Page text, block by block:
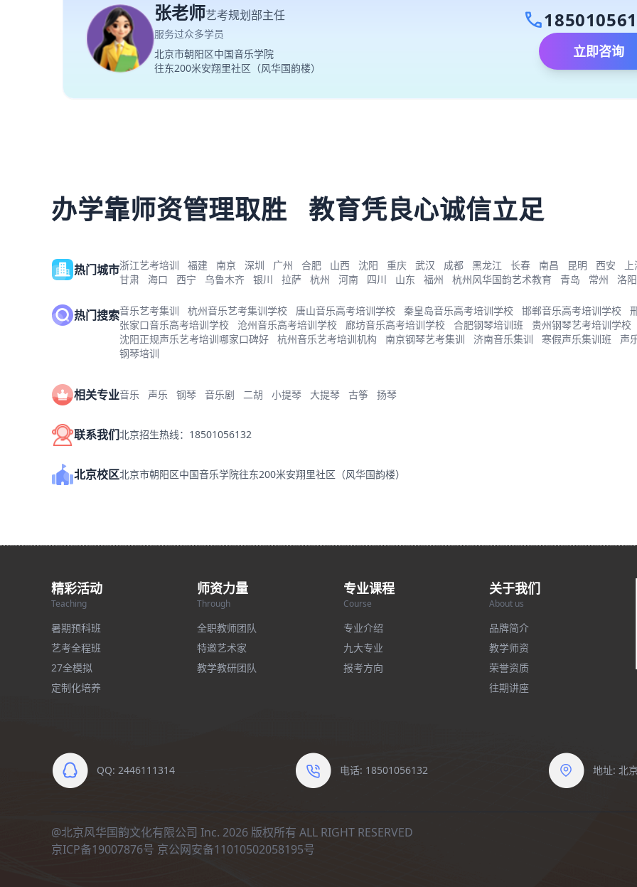
张老师艺考规划部主任
服务过众多学员
北京市朝阳区中国音乐学院
往东200米安翔里社区（风华国韵楼）
call
立即咨询
办学靠师资管理取胜 教育凭良心诚信立足
热门城市浙江艺考培训 福建 南京 深圳 广州 合肥 山西 沈阳 重庆 武汉 成都 黑龙江 长春 南昌 昆明 西安
甘肃
海口 西宁 乌鲁木齐 银川 拉萨 杭州 河南 四川 山东 福州 杭州风华国韵艺术教育 青岛 常州 洛阳
热门搜索音乐艺考集训 杭州音乐艺考集训学校 唐山音乐高考培训学校 秦皇岛音乐高考培训学校 邯郸音乐高考培训学校
张家口音乐高考培训学校
沧州音乐高考培训学校 廊坊音乐高考培训学校 合肥钢琴培训班
贵州钢琴艺考培训学校
沈阳正规声乐艺考培训哪家口碑好
杭州音乐艺考培训机构 南京钢琴艺考集训 济南音乐集训 寒假声乐集训班
声
钢琴培训
相关专业音乐 声乐 钢琴 音乐剧 二胡 小提琴 大提琴 古筝 扬琴
联系我们北京招生热线：18501056132
北京校区北京市朝阳区中国音乐学院往东200米安翔里社区（风华国韵楼）
精彩活动
Teaching
暑期预科班
艺考全程班
27全模拟
定制化培养
师资力量
Through
全职教师团队
特邀艺术家
教学教研团队
专业课程
Course
专业介绍
九大专业
报考方向
关于我们
About us
品牌简介
教学师资
荣誉资质
往期讲座
QQ: 2446111314 电话: 18501056132 地址: 北
@北京风华国韵文化有限公司 Inc. 2026 版权所有 ALL RIGHT RESERVED
京ICP备19007876号 京公网安备11010502058195号